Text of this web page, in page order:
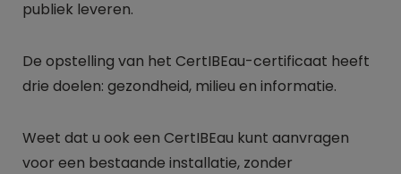
publiek leveren.
De opstelling van het CertIBEau-certificaat heeft
drie doelen: gezondheid, milieu en informatie.
Weet dat u ook een CertIBEau kunt aanvragen
voor een bestaande installatie, zonder